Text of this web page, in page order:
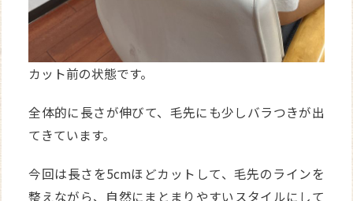
カット前の状態です。
全体的に長さが伸びて、毛先にも少しバラつきが出
てきています。
今回は長さを5cmほどカットして、毛先のラインを
整えながら、自然にまとまりやすいスタイルにして